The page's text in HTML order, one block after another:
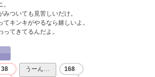
みついても見苦しいだけ。
てキンキがやるなら嬉しいよ。
てきてるんだよ。
38 うーん… 168